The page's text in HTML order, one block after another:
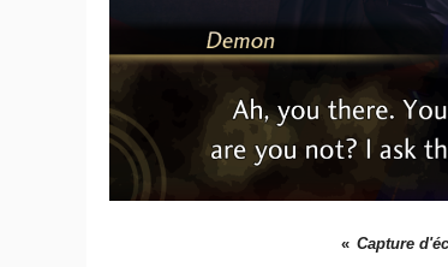
Capture